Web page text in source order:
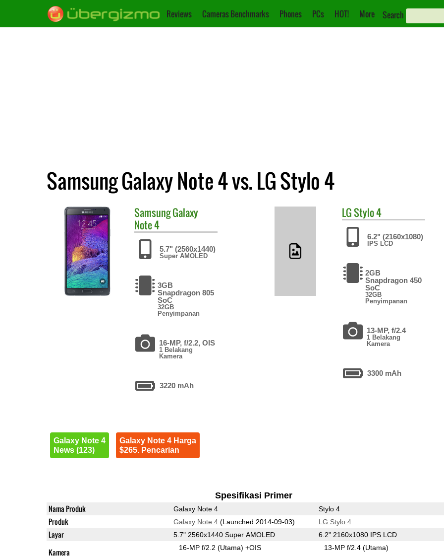
Reviews Cameras Benchmarks Phones PCs HOT! More Search
Samsung Galaxy Note 4 vs. LG Stylo 4
SamsungGalaxy
Note 4
5.7" (2560x1440)
Super AMOLED
3GB
Snapdragon 805
SoC
32GB
Penyimpanan
16-MP, f/2.2, OIS
1 Belakang
Kamera
3220 mAh
Galaxy Note 4
News (123)
Galaxy Note 4 Harga
$265. Pencarian
LGStylo 4
6.2" (2160x1080)
IPS LCD
2GB
Snapdragon 450
SoC
32GB
Penyimpanan
13-MP, f/2.4
1 Belakang
Kamera
3300 mAh
Spesifikasi Primer
Nama Produk Galaxy Note 4 Stylo 4
Produk Galaxy Note 4(Launched 2014-09-03) LG Stylo 4
Layar 5.7" 2560x1440 Super AMOLED 6.2" 2160x1080 IPS LCD
Kamera 16-MP f/2.2(Utama) +OIS 13-MP f/2.4(Utama)